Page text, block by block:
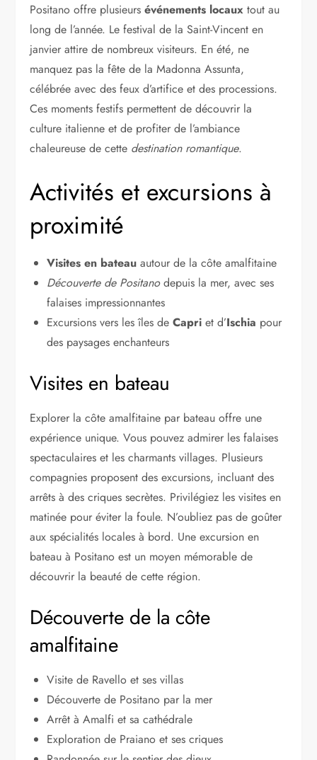
Positano offre plusieursévénements locaux tout au
long de l’année. Le festival de la Saint-Vincent en
janvier attire de nombreux visiteurs. En été, ne
manquez pas la fête de la Madonna Assunta,
célébrée avec des feux d’artifice et des processions.
Ces moments festifs permettent de découvrir la
culture italienne et de profiter de l’ambiance
chaleureuse de cette destination romantique.
Activités et excursions à
proximité
Visites en bateau autour de la côte amalfitaine
Découverte de Positanodepuis la mer, avec ses
falaises impressionnantes
Excursions vers les îles deCapri et d’Ischia pour
des paysages enchanteurs
Visites en bateau
Explorer la côte amalfitaine par bateau offre une
expérience unique. Vous pouvez admirer les falaises
spectaculaires et les charmants villages. Plusieurs
compagnies proposent des excursions, incluant des
arrêts à des criques secrètes. Privilégiez les visites en
matinée pour éviter la foule. N’oubliez pas de goûter
aux spécialités locales à bord. Une excursion en
bateau à Positano est un moyen mémorable de
découvrir la beauté de cette région.
Découverte de la côte
amalfitaine
Visite de Ravello et ses villas
Découverte de Positano par la mer
Arrêt à Amalfi et sa cathédrale
Exploration de Praiano et ses criques